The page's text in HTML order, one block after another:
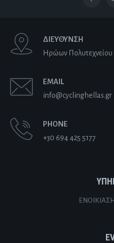
ΔΙΕΥΘΥΝΣΗ
Ηρώων Πολυτεχνείου
EMAIL
info@cyclinghellas.gr
PHONE
+30 694 425 5177